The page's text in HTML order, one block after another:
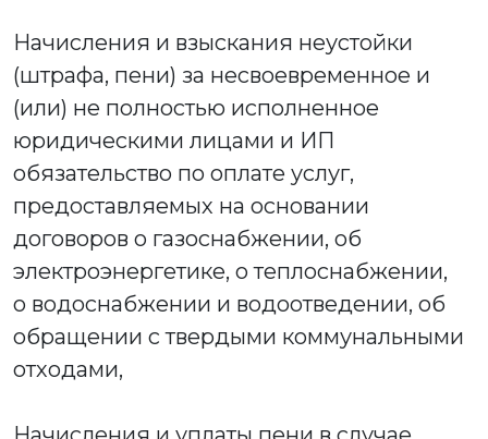
Начисления и взыскания неустойки
(штрафа, пени) за несвоевременное и
(или) не полностью исполненное
юридическими лицами и ИП
обязательство по оплате услуг,
предоставляемых на основании
договоров о газоснабжении, об
электроэнергетике, о теплоснабжении,
о водоснабжении и водоотведении, об
обращении с твердыми коммунальными
отходами,